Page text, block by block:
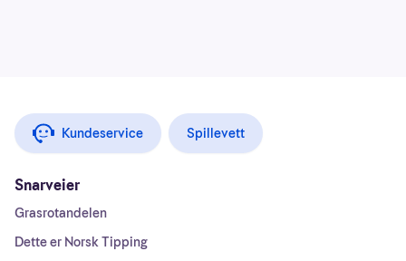
Kundeservice Spillevett
Snarveier
Grasrotandelen
Dette er Norsk Tipping